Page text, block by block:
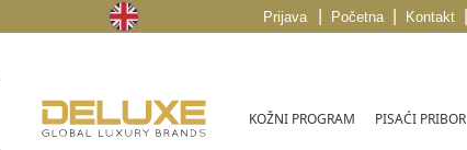
Prijava Početna Kontakt
KOŽNI PROGRAM PISAĆI PRIBOR